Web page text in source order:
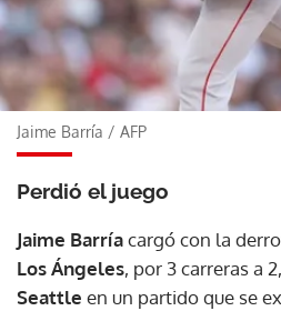
Jaime Barría / AFP
Perdió el juego
Jaime Barríacargó con la
Los Ángeles, por 3 carreras a
Seattle en un partido que se